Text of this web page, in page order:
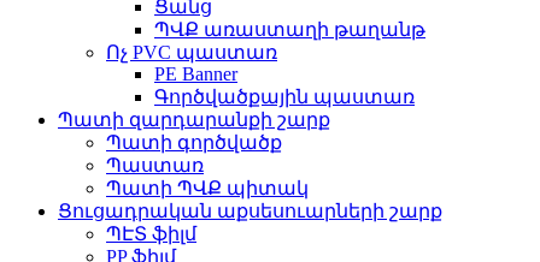
Ցանց
ՊՎՔ առաստաղի թաղանթ
Ոչ PVC պաստառ
PE Banner
Գործվածքային պաստառ
Պատի զարդարանքի շարք
Պատի գործվածք
Պաստառ
Պատի ՊՎՔ պիտակ
Ցուցադրական աքսեսուարների շարք
ՊԷՏ ֆիլմ
PP ֆիլմ